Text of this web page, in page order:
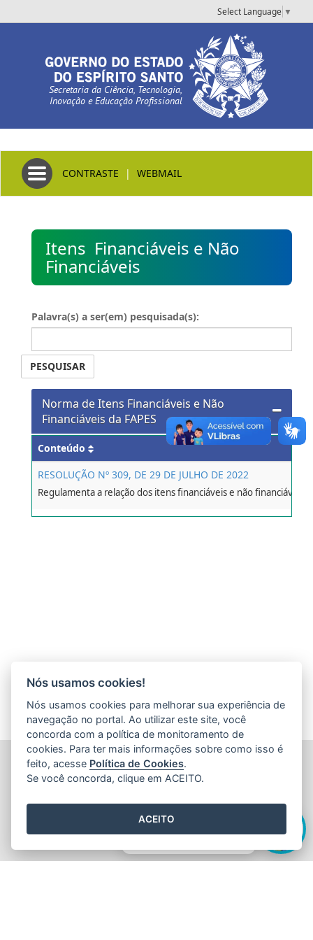
Select Language ▼
Secretaria da Ciência, Tecnologia,
Inovação e Educação Profissional
Toggle navigation
CONTRASTE | WEBMAIL
Itens Financiáveis e Não
Financiáveis
Palavra(s) a ser(em) pesquisada(s):
PESQUISAR
Norma de Itens Financiáveis e Não
Financiáveis da FAPES
Conteúdo
RESOLUÇÃO Nº 309, DE 29 DE JULHO DE 2022
Regulamenta a relação dos itens financiáveis e não financiáveis
Olá! Sou a
como posso te ajudar hoje?
FUNDAÇÃO DE AMPARO À PESQUISA E INOVAÇÃO DO
ESPÍRITO SANTO (FAPES)
CEP: 29066-380 - Vitória / ES
Tel.: 27 3636 1850
Nós usamos cookies!
Nós usamos cookies para melhorar sua experiência de
navegação no portal. Ao utilizar este site, você
concorda com a política de monitoramento de
cookies. Para ter mais informações sobre como isso é
feito, acesse Política de Cookies.
Se você concorda, clique em ACEITO.
ACEITO